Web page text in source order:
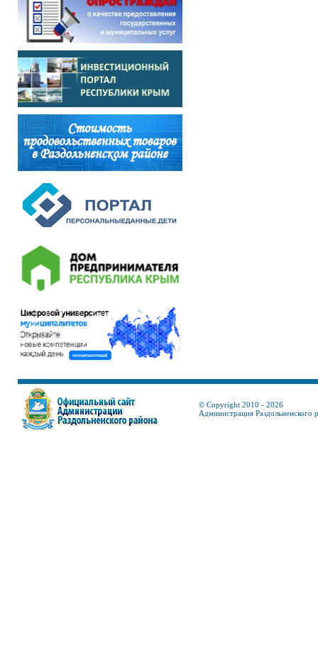
© Copyright 2010 - 2026
Администрация Раздольненского